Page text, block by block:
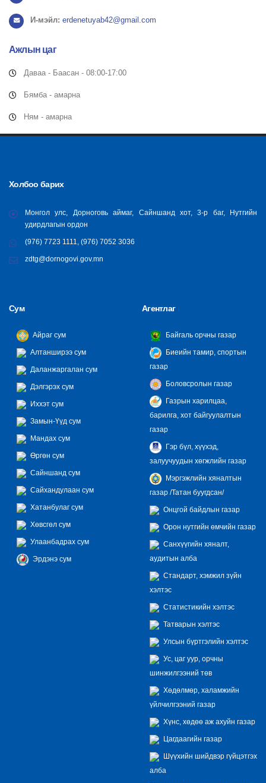
И-мэйл: erdenetuyab42@gmail.com
Ажлын цаг
Даваа - Баасан - 08:00-17:00
Бямба - амарна
Ням - амарна
Холбоо барих
Монгол улс, Дорноговь аймаг, Сайншанд хот, 3-р баг, Нутгийн
удирдлагын ордон
(976) 7723 1111, (976) 7052 3036
zdtg@dornogovi.gov.mn
Сум
Айраг сум
Алтанширээ сум
Даланжаргалан сум
Дэлгэрэх сум
Иххэт сум
Замын-Үүд сум
Мандах сум
Өргөн сум
Сайншанд сум
Сайхандулаан сум
Хатанбулаг сум
Хөвсгөл сум
Улаанбадрах сум
Эрдэнэ сум
Агентлаг
Байгаль орчны газар
Биеийн тамир, спортын
газар
Боловсролын газар
Газрын харилцаа,
барилга, хот байгуулалтын
газар
Гэр бүл, хүүхэд,
залуучуудын хөгжлийн газар
Мэргэжлийн хяналтын
газар /Татан буугдсан/
Онцгой байдлын газар
Орон нутгийн өмчийн газар
Санхүүгийн хяналт,
аудитын алба
Стандарт, хэмжил зүйн
хэлтэс
Статистикийн хэлтэс
Татварын хэлтэс
Улсын бүртгэлийн хэлтэс
Ус, цаг уур, орчны
шинжилгээний төв
Хөдөлмөр, халамжийн
үйлчилгээний газар
Хүнс, хөдөө аж ахуйн газар
Цагдаагийн газар
Шүүхийн шийдвэр гүйцэтгэх
алба